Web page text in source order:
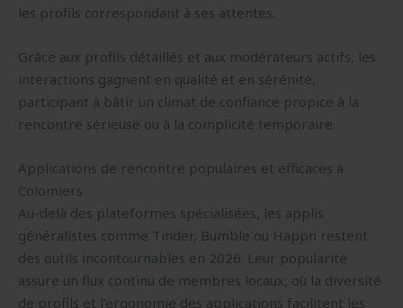
les profils correspondant à ses attentes.
Grâce aux profils détaillés et aux modérateurs actifs, les
interactions gagnent en qualité et en sérénité,
participant à bâtir un climat de confiance propice à la
rencontre sérieuse ou à la complicité temporaire.
Applications de rencontre populaires et efficaces à
Colomiers
Au-delà des plateformes spécialisées, les applis
généralistes comme Tinder, Bumble ou Happn restent
des outils incontournables en 2026. Leur popularité
assure un flux continu de membres locaux, où la diversité
de profils et l’ergonomie des applications facilitent les